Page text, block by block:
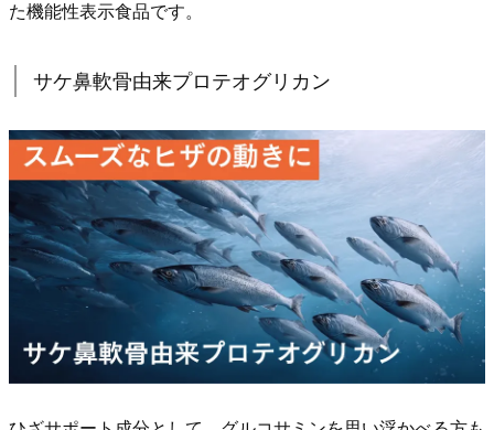
カ
5.
2.
ブ
ラ
ッ
ク
ジ
ン
た機能性表示食品です。
サケ鼻軟骨由来プロテオグリカン